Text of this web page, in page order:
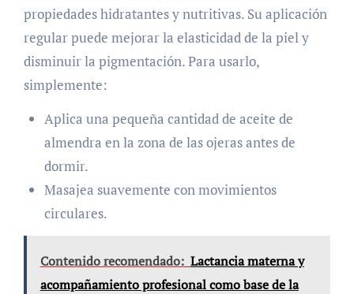
propiedades hidratantes y nutritivas. Su aplicación
regular puede mejorar la elasticidad de la piel y
disminuir la pigmentación. Para usarlo,
simplemente:
Aplica una pequeña cantidad de aceite de
almendra en la zona de las ojeras antes de
dormir.
Masajea suavemente con movimientos
circulares.
Contenido recomendado: Lactancia materna y
acompañamiento profesional como base de la